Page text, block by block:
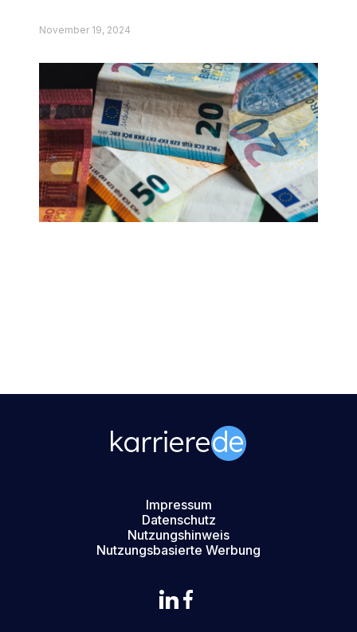
November 19, 2024
Impressum
Datenschutz
Nutzungshinweis
Nutzungsbasierte Werbung